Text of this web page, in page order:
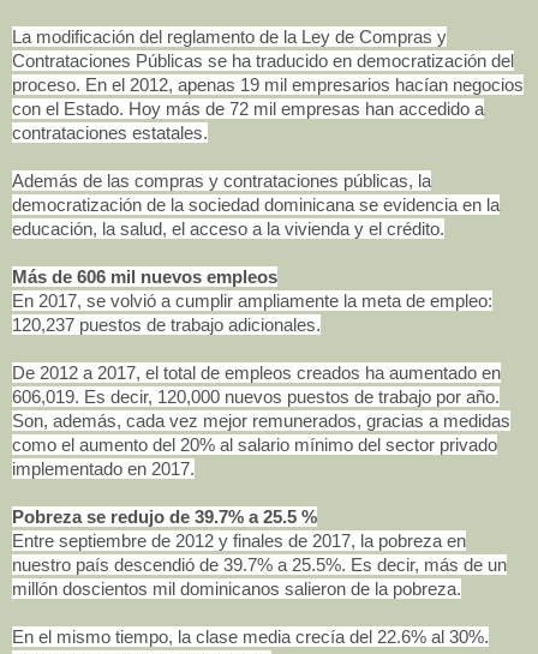
La modificación del reglamento de la Ley de Compras y
Contrataciones Públicas se ha traducido en democratización del
proceso. En el 2012, apenas 19 mil empresarios hacían negocios
con el Estado. Hoy más de 72 mil empresas han accedido a
contrataciones estatales.
Además de las compras y contrataciones públicas, la
democratización de la sociedad dominicana se evidencia en la
educación, la salud, el acceso a la vivienda y el crédito.
Más de 606 mil nuevos empleos
En 2017, se volvió a cumplir ampliamente la meta de empleo:
120,237 puestos de trabajo adicionales.
De 2012 a 2017, el total de empleos creados ha aumentado en
606,019. Es decir, 120,000 nuevos puestos de trabajo por año.
Son, además, cada vez mejor remunerados, gracias a medidas
como el aumento del 20% al salario mínimo del sector privado
implementado en 2017.
Pobreza se redujo de 39.7% a 25.5 %
Entre septiembre de 2012 y finales de 2017, la pobreza en
nuestro país descendió de 39.7% a 25.5%. Es decir, más de un
millón doscientos mil dominicanos salieron de la pobreza.
En el mismo tiempo, la clase media crecía del 22.6% al 30%.